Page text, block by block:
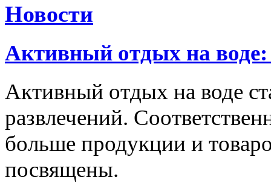
Новости
Активный отдых на воде:
Активный отдых на воде
развлечений.
больше продукции и
посвящены.